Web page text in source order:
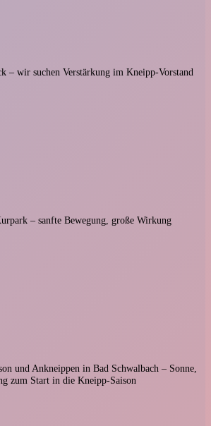
– wir suchen Verstärkung im Kneipp-Vorstand
– sanfte Bewegung, große Wirkung
und Ankneippen in Bad Schwalbach – Sonne,
zum Start in die Kneipp-Saison